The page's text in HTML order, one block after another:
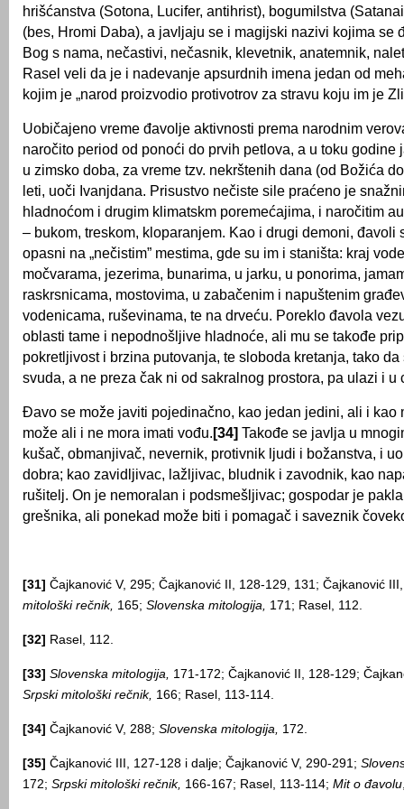
hrišćanstva (Sotona, Lucifer, antihrist), bogumilstva
(bes, Hromi Daba), a javljaju se i magijski nazivi kojima se
Bog s nama, nečastivi, nečasnik, klevetnik, anatemnik,
Rasel veli da je i nadevanje apsurdnih imena jedan od
kojim je „narod proizvodio protivotrov za stravu koju im je
Uobičajeno vreme đavolje aktivnosti prema narodnim
naročito period od ponoći do prvih petlova, a u toku godine
u zimsko doba, za vreme tzv. nekrštenih dana (od Božića
leti, uoči Ivanjdana. Prisustvo nečiste sile praćeno je
hladnoćom i drugim klimatskm poremećajima, i naročitim
– bukom, treskom, kloparanjem. Kao i drugi demoni, đavoli
opasni na „nečistim” mestima, gde su im i staništa: kraj
močvarama, jezerima, bunarima, u jarku, u ponorima,
raskrsnicama, mostovima, u zabačenim i napuštenim
vodenicama, ruševinama, te na drveću. Poreklo đavola
oblasti tame i nepodnošljive hladnoće, ali mu se takođe
pokretljivost i brzina putovanja, te sloboda kretanja, tako
svuda, a ne preza čak ni od sakralnog prostora, pa ulazi i u
Đavo se može javiti pojedinačno, kao jedan jedini, ali i kao
može ali i ne mora imati vođu.[34] Takođe se javlja u
kušač, obmanjivač, nevernik, protivnik ljudi i božanstva, i
dobra; kao zavidljivac, lažljivac, bludnik i zavodnik, kao
rušitelj. On je nemoralan i podsmešljivac; gospodar je
grešnika, ali ponekad može biti i pomagač i saveznik
[31] Čajkanović V, 295; Čajkanović II, 128-129, 131; Čajkanović
mitološki rečnik, 165; Slovenska mitologija, 171; Rasel, 112.
[32] Rasel, 112.
[33] Slovenska mitologija, 171-172; Čajkanović II, 128-129;
Srpski mitološki rečnik, 166; Rasel, 113-114.
[34] Čajkanović V, 288; Slovenska mitologija, 172.
[35] Čajkanović III, 127-128 i dalje; Čajkanović V, 290-291;
172; Srpski mitološki rečnik, 166-167; Rasel, 113-114; Mit o đavolu